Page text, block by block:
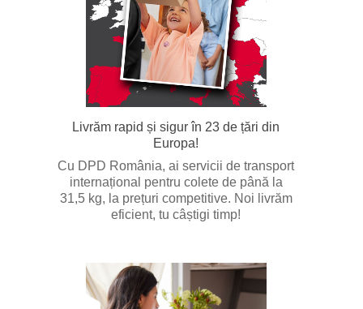
Livrăm rapid și sigur în 23 de țări din
Europa!
Cu DPD România, ai servicii de transport
internațional pentru colete de până la
31,5 kg, la prețuri competitive. Noi livrăm
eficient, tu câștigi timp!